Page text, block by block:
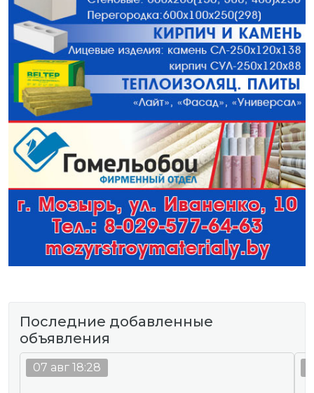
Последние добавленные
объявления
07 авг 18:28